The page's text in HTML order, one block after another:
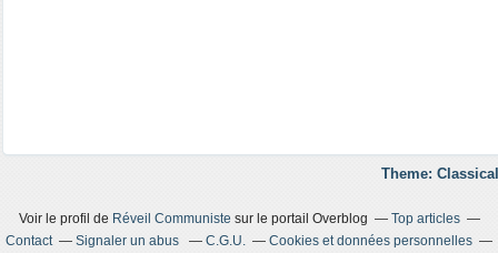
Theme:
Voir le profil de Réveil Communiste sur le portail Overblog
Top articles
Contact
Signaler un abus C.G.U.
Cookies et données personnelles